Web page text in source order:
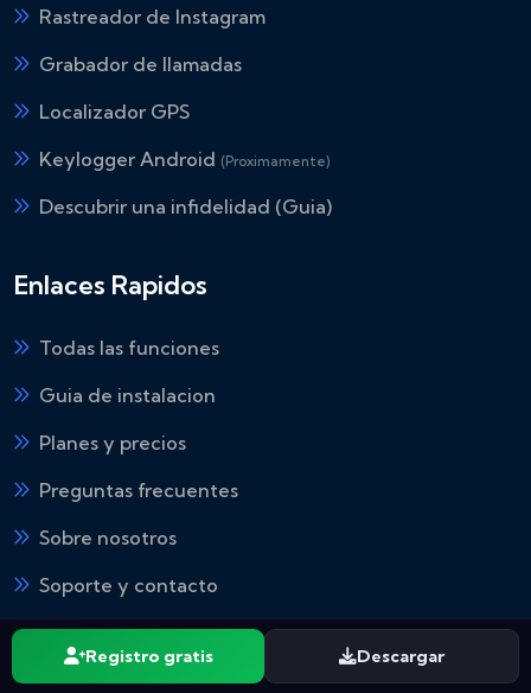
Rastreador de Instagram
Grabador de llamadas
Localizador GPS
Keylogger Android (Proximamente)
Descubrir una infidelidad (Guia)
Enlaces Rapidos
Todas las funciones
Guia de instalacion
Planes y precios
Preguntas frecuentes
Sobre nosotros
Soporte y contacto
Blog
Registro gratis Descargar